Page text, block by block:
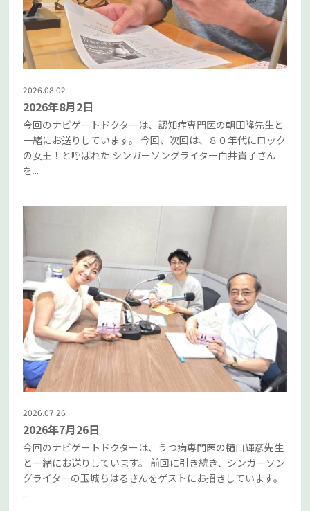
2026.08.02
2026年8月2日
今回のナビゲートドクターは、認知症専門医の朝田隆先生と
一緒にお送りしています。 今回、次回は、８０年代にロック
の女王！と呼ばれた シンガーソングライター白井貴子さん
を...
2026.07.26
2026年7月26日
今回のナビゲートドクターは、うつ病専門医の樋口輝彦先生
と一緒にお送りしています。 前回に引き続き、シンガーソン
グライターの玉城ちはるさんをゲストにお招きしています。
...